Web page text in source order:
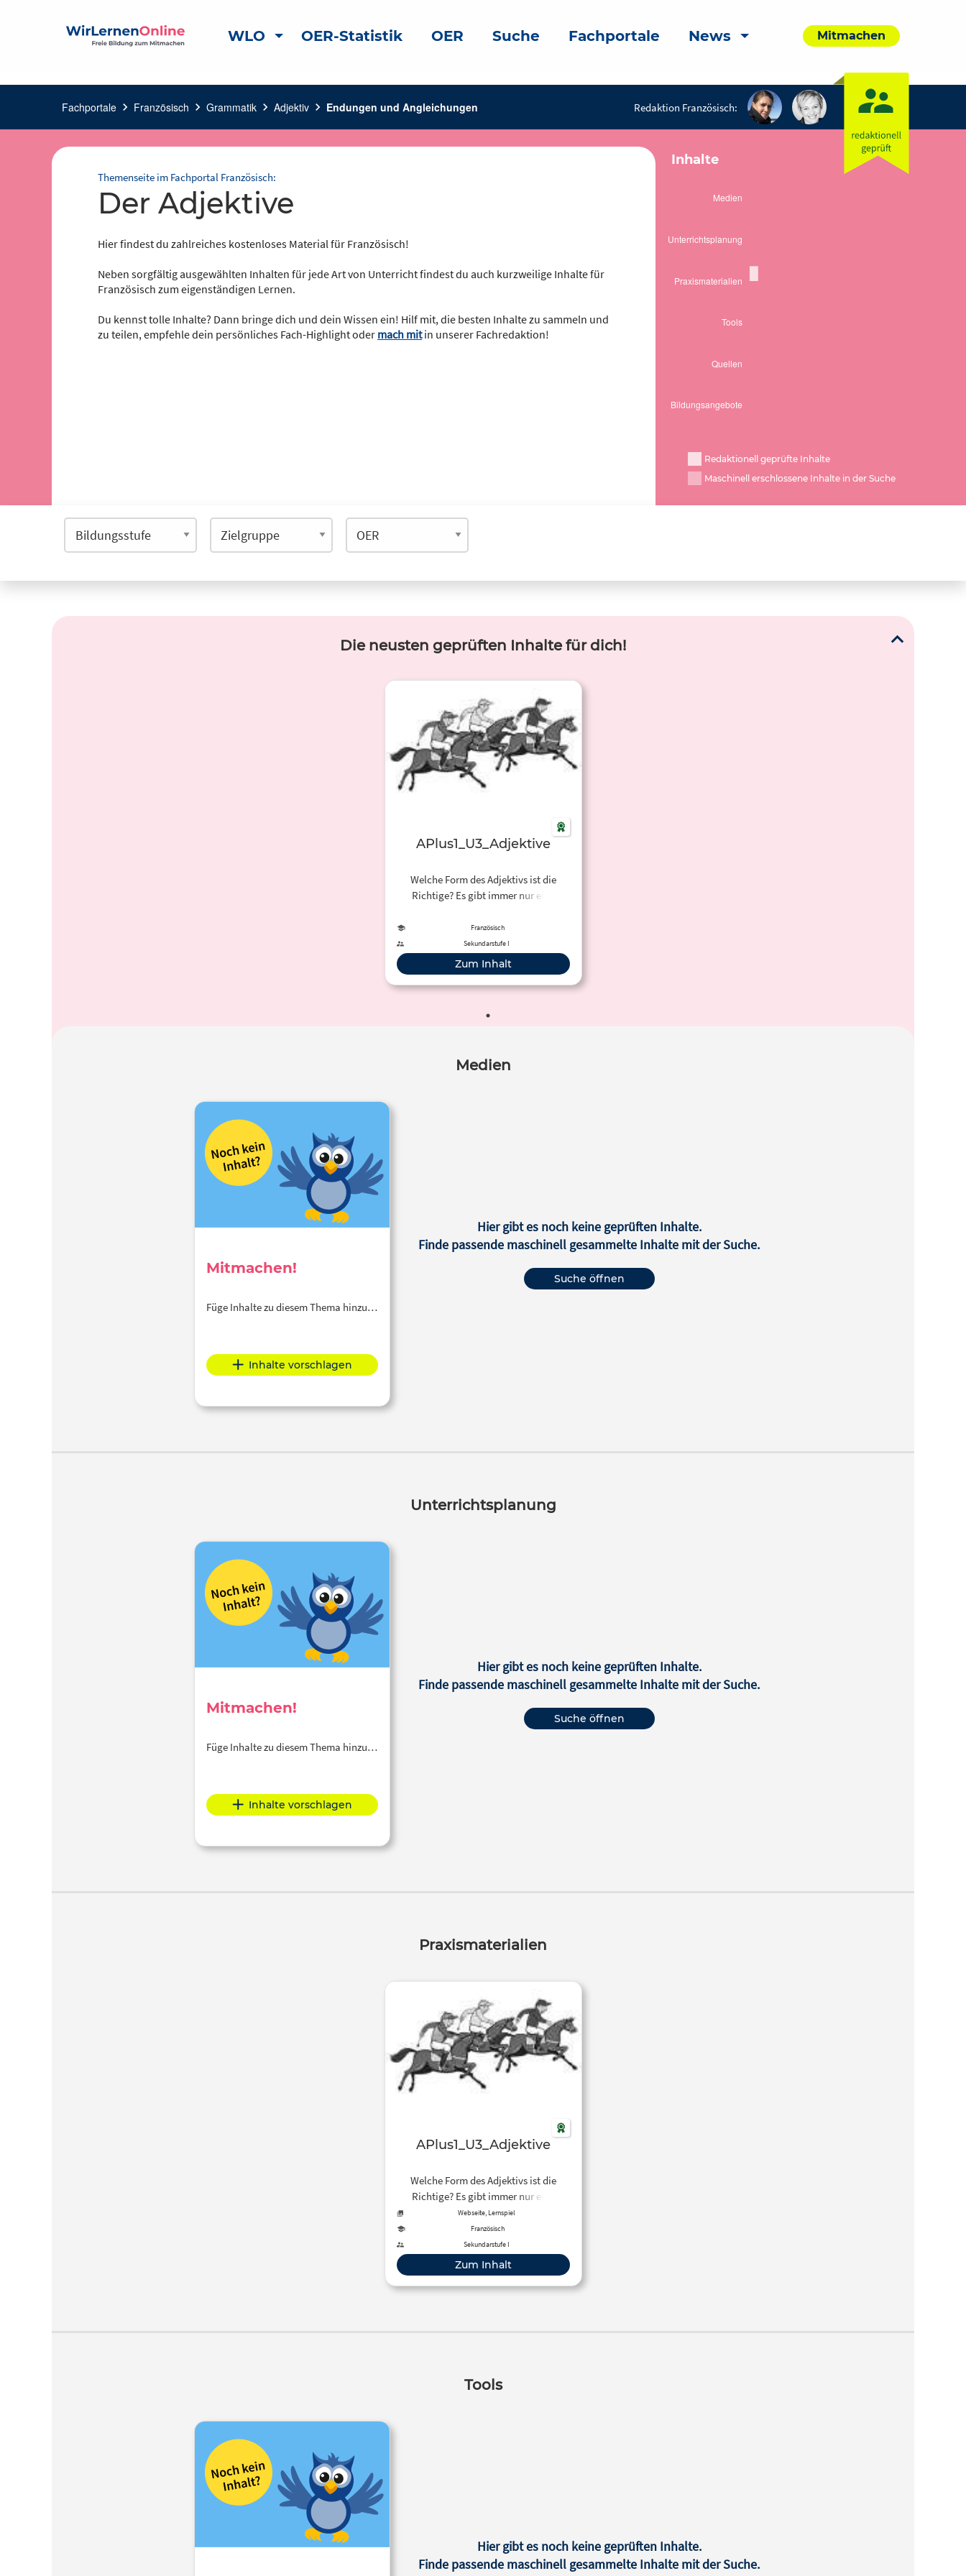
WLO OER-Statistik OER Suche Fachportale News Mitmachen
Fachportale chevron_right Französisch chevron_right Grammatik chevron_right Adjektiv chevron_right Endungen und Angleichungen Redaktion Französisch:
Themenseite im Fachportal Französisch:
der Adjektive
Hier findest du zahlreiches kostenloses Material für Französisch!
Neben sorgfältig ausgewählten Inhalten für jede Art von Unterricht findest du auch kurzweilige Inhalte für
Französisch zum eigenständigen Lernen.
Du kennst tolle Inhalte? Dann bringe dich und dein Wissen ein! Hilf mit, die besten Inhalte zu sammeln und
zu teilen, empfehle dein persönliches Fach-Highlight oder mach mitin unserer Fachredaktion!
Inhalte
Redaktionell geprüfte Inhalte
Maschinell erschlossene Inhalte in der Suche
Die neusten geprüften Inhalte für dich!
APlus1_U3_Adjektive
Welche Form des Adjektivs ist die
Richtige? Es gibt immer nur eine
Französisch
Sekundarstufe I
Zum Inhalt
Medien
Mitmachen!
Füge Inhalte zu diesem Thema hinzu…
Inhalte vorschlagen
Hier gibt es noch keine geprüften Inhalte.
Finde passende maschinell gesammelte Inhalte mit der Suche.
Suche öffnen
Unterrichtsplanung
Mitmachen!
Füge Inhalte zu diesem Thema hinzu…
Inhalte vorschlagen
Hier gibt es noch keine geprüften Inhalte.
Finde passende maschinell gesammelte Inhalte mit der Suche.
Suche öffnen
Praxismaterialien
APlus1_U3_Adjektive
Welche Form des Adjektivs ist die
Richtige? Es gibt immer nur eine
Lösung.
Webseite, Lernspiel
Französisch
Sekundarstufe I
Zum Inhalt
Tools
Hier gibt es noch keine geprüften Inhalte.
Finde passende maschinell gesammelte Inhalte mit der Suche.